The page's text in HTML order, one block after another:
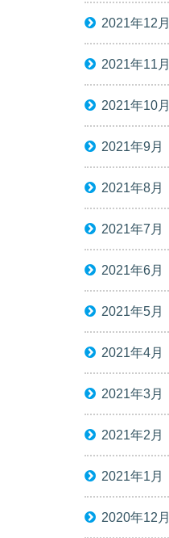
2021年12月
2021年11月
2021年10月
2021年9月
2021年8月
2021年7月
2021年6月
2021年5月
2021年4月
2021年3月
2021年2月
2021年1月
2020年12月